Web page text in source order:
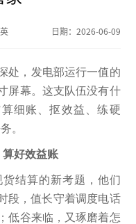
日期： 2026-06-09
处，发电部运行一值的
屏幕。这支队伍没有什
细账、抠效益、练硬
。
算好效益账
结算的新考题，他们
段，值长守着调度电话
低谷来临，又琢磨着怎